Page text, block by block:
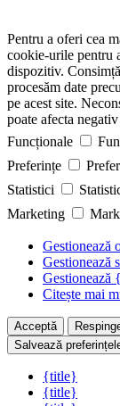
Pentru a oferi cea
cookie-urile pentru
dispozitiv.
procesăm date
pe acest site.
poate afecta
Funcționale
Preferințe
Statistici
Marketing
Gestionează
Gestionează
Gestionează
Citește mai
Acceptă
Salvează
{title}
{title}